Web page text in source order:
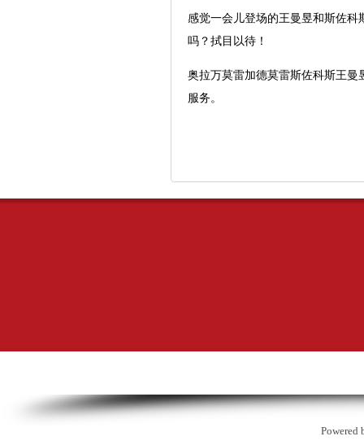
感觉一会儿登场的王曼昱和斯佐
吗？拭目以待！
奥拉万莫雷加德莫雷斯佐科斯王
服务。
Powered